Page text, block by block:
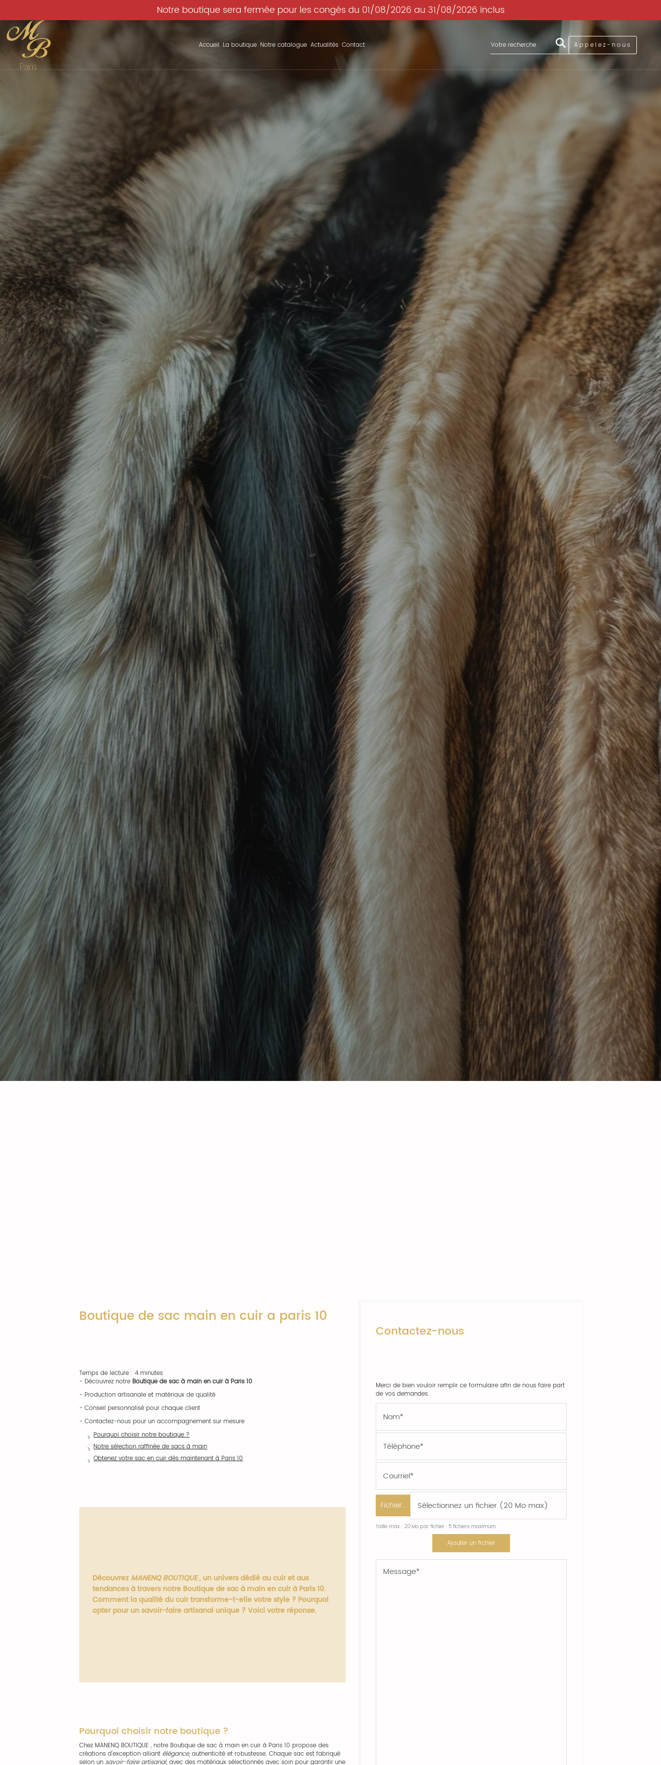
Notre boutique sera fermée pour les congés du 01/08/2026 au 31/08/2026 inclus
Accueil La boutique Notre catalogue Actualités Contact Appelez-nous
Boutique de sac main en cuir a paris 10
Temps de lecture : 4 minutes
- Découvrez notre Boutique de sac à main en cuir à Paris 10
- Production artisanale et matériaux de qualité
- Conseil personnalisé pour chaque client
- Contactez-nous pour un accompagnement sur mesure
Pourquoi choisir notre boutique ?
Notre sélection raffinée de sacs à main
Obtenez votre sac en cuir dès maintenant à Paris 10
Découvrez MANENQ BOUTIQUE, un univers dédié au cuir et aux
tendances à travers notre Boutique de sac à main en cuir à Paris 10.
Comment la qualité du cuir transforme-t-elle votre style ? Pourquoi
opter pour un savoir-faire artisanal unique ? Voici votre réponse.
Pourquoi choisir notre boutique ?
Chez MANENQ BOUTIQUE , notre Boutique de sac à main en cuir à Paris 10 propose des
créations d'exception alliant élégance, authenticité et robustesse. Chaque sac est fabriqué
selon un savoir-faire artisanal, avec des matériaux sélectionnés avec soin pour garantir une
Contactez-nous
Merci de bien vouloir remplir ce formulaire afin de nous faire part
de vos demandes.
Fichier…
Taille max : 20 Mo par fichier · 5 fichiers maximum.
Ajouter un fichier